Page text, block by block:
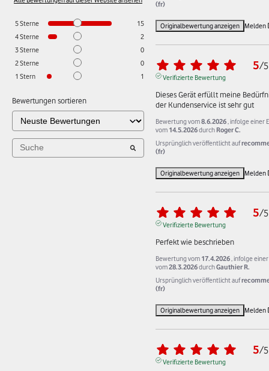
5Sterne
15
4Sterne
2
3Sterne
0
2Sterne
0
1 Stern 1
Bewertungen sortieren
(fr)
Originalbewertung anzeigen Melden
5/5
Verifizierte Bewertung
Dieses Gerät erfüllt meine
der Kundenservice ist sehr gut
Bewertung vom8.6.2026 , infolge einer
vom 14.5.2026durch Roger C.
Ursprünglich veröffentlicht auf
(fr)
Originalbewertung anzeigen Melden
5/5
Verifizierte Bewertung
Perfekt wie beschrieben
Bewertung vom 17.4.2026 , infolge
vom28.3.2026durchGauthier R.
Ursprünglich veröffentlicht auf
(fr)
Originalbewertung anzeigen Melden
5/5
Verifizierte Bewertung